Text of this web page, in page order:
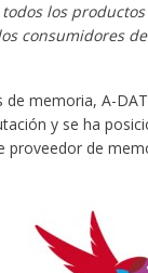
los
consumidores
de memoria, A-
y se ha
de